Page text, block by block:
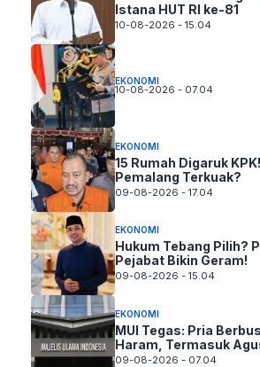
Istana HUT RI ke-81
10-08-2026 - 15.04
EKONOMI
10-08-2026 - 07.04
EKONOMI
15 Rumah Digaruk
Pemalang Terkuak?
09-08-2026 - 17.04
EKONOMI
Hukum Tebang Pilih?
Pejabat Bikin Geram!
09-08-2026 - 15.04
EKONOMI
MUI Tegas: Pria
Haram, Termasuk
09-08-2026 - 07.04